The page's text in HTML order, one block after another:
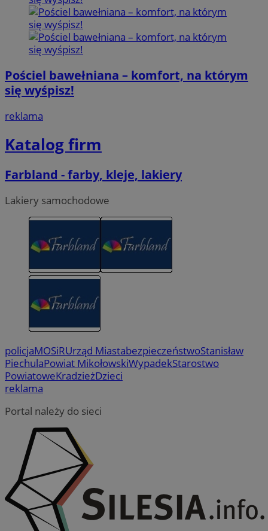
Pościel bawełniana – komfort, na którym
się wyśpisz!
reklama
Katalog firm
Farbland - farby, kleje, lakiery
Lakiery samochodowe
policjaMOSiRUrząd MiastabezpieczeństwoStanisław
PiechulaPowiat MikołowskiWypadekStarostwo
PowiatoweKradzieżDzieci
reklama
Portal należy do sieci